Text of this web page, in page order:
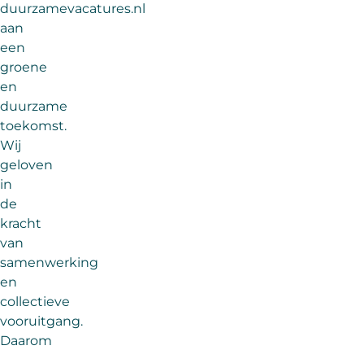
duurzamevacatures.nl
aan
een
groene
en
duurzame
toekomst.
Wij
geloven
in
de
kracht
van
samenwerking
en
collectieve
vooruitgang.
Daarom